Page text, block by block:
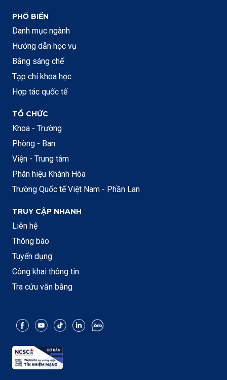
PHỔ BIẾN
Danh mục ngành
Hướng dẫn học vụ
Bằng sáng chế
Tạp chí khoa học
Hợp tác quốc tế
TỔ CHỨC
Khoa - Trường
Phòng - Ban
Viện - Trung tâm
Phân hiệu Khánh Hòa
Trường Quốc tế Việt Nam - Phần Lan
TRUY CẬP NHANH
Liên hệ
Thông báo
Tuyển dụng
Công khai thông tin
Tra cứu văn bằng